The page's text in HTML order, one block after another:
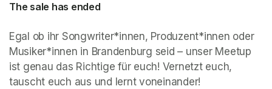
The sale has ended
Egal ob ihr Songwriter*innen, Produzent*innen oder
Musiker*innen in Brandenburg seid – unser Meetup
ist genau das Richtige für euch! Vernetzt euch,
tauscht euch aus und lernt voneinander!